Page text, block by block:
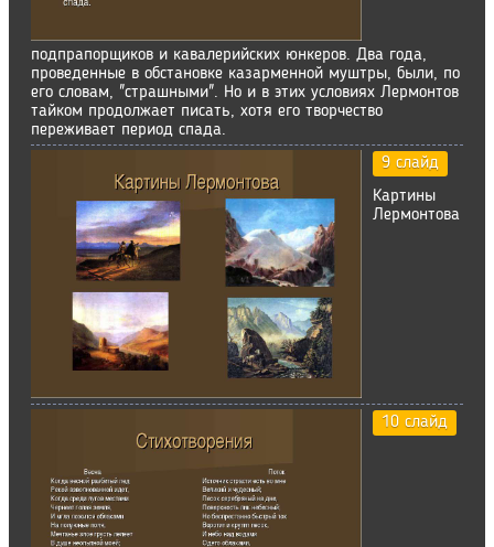
подпрапорщиков и кавалерийских юнкеров. Два года,
проведенные в обстановке казарменной муштры, были, по
его словам, "страшными". Но и в этих условиях Лермонтов
тайком продолжает писать, хотя его творчество
переживает период спада.
9 слайд
Картины
Лермонтова
10 слайд